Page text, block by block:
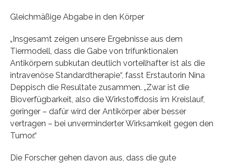
Gleichmäßige Abgabe in den Körper
„Insgesamt zeigen unsere Ergebnisse aus dem
Tiermodell, dass die Gabe von trifunktionalen
Antikörpern subkutan deutlich vorteilhafter ist als die
intravenöse Standardtherapie“, fasst Erstautorin Nina
Deppisch die Resultate zusammen. „Zwar ist die
Bioverfügbarkeit, also die Wirkstoffdosis im Kreislauf,
geringer – dafür wird der Antikörper aber besser
vertragen – bei unverminderter Wirksamkeit gegen den
Tumor.“
Die Forscher gehen davon aus, dass die gute